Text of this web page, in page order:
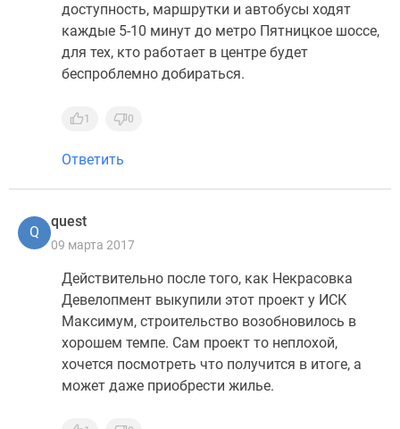
доступность, маршрутки и автобусы ходят
каждые 5-10 минут до метро Пятницкое шоссе,
для тех, кто работает в центре будет
беспроблемно добираться.
1 0
Ответить
Q
quest
09 марта 2017
Действительно после того, как Некрасовка
Девелопмент выкупили этот проект у ИСК
Максимум, строительство возобновилось в
хорошем темпе. Сам проект то неплохой,
хочется посмотреть что получится в итоге, а
может даже приобрести жилье.